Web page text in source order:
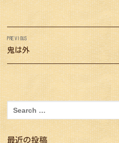
投
稿
ナ
ビ
ゲ
ー
シ
ョ
PREVIOUS
Previous
post:
鬼は外
索:
最近の投稿